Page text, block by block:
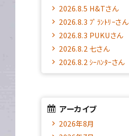
2026.8.5 H&Tさん
2026.8.3 ﾌﾟﾗﾝﾄﾘｰさん
2026.8.3 PUKUさん
2026.8.2 七さん
2026.8.2 ｼｰﾊﾝﾀｰさん
アーカイブ
2026年8月